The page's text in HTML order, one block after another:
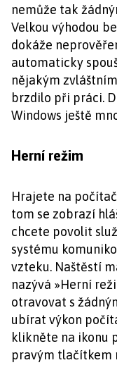
nemůže tak
Velkou výhodou
dokáže
automaticky
nějakým
brzdilo při práci.
Windows ještě
Herní režim
Hrajete na
tom se zobrazí
chcete povolit
systému
vzteku. Naštěstí
nazývá »Herní
otravovat s
ubírat výkon
klikněte na ikonu
pravým tlačítkem